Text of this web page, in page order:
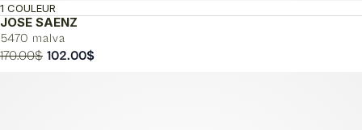
JOSE SAENZ
5470 malva
1 COULEUR
170.00$ Le
102.00$Le